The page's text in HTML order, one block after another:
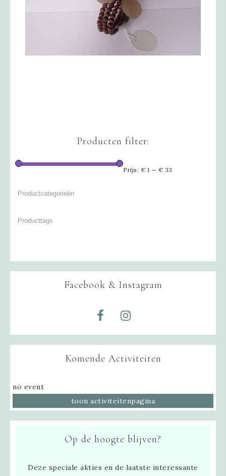
Producten filter:
Prijs: € 1 — € 33
Facebook & Instagram
Komende Activiteiten
no event
toon activiteitenpagina
Op de hoogte blijven?
Deze speciale akties en de laatste interessante